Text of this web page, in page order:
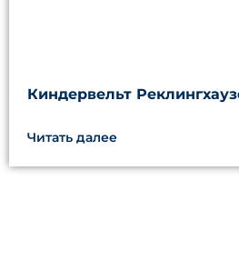
Киндервельт
Читать далее